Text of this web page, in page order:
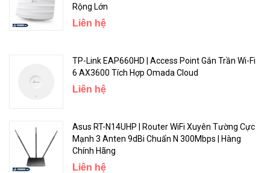
Rộng Lớn
Liên hệ
TP-Link EAP660HD | Access Point Gắn Trần Wi-Fi
6 AX3600 Tích Hợp Omada Cloud
Liên hệ
Asus RT-N14UHP | Router WiFi Xuyên Tường Cực
Mạnh 3 Anten 9dBi Chuẩn N 300Mbps | Hàng
Chính Hãng
Liên hệ